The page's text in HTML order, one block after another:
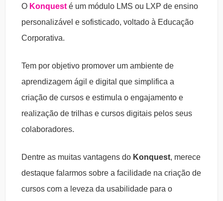
O Konquest é um módulo LMS ou LXP de ensino
personalizável e sofisticado, voltado à Educação
Corporativa.
Tem por objetivo promover um ambiente de
aprendizagem ágil e digital que simplifica a
criação de cursos e estimula o engajamento e
realização de trilhas e cursos digitais pelos seus
colaboradores.
Dentre as muitas vantagens do Konquest, merece
destaque falarmos sobre a facilidade na criação de
cursos com a leveza da usabilidade para o